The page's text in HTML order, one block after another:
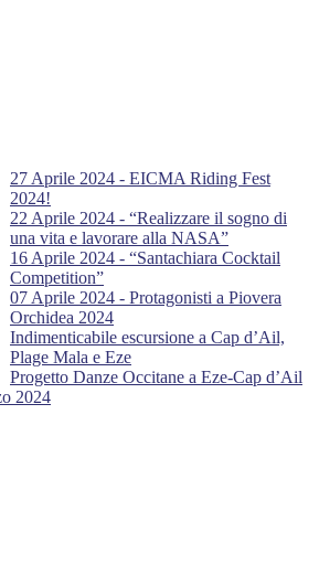
27 Aprile 2024 - EICMA Riding Fest
2024!
22 Aprile 2024 - “Realizzare il sogno di
una vita e lavorare alla NASA”
16 Aprile 2024 - “Santachiara Cocktail
Competition”
07 Aprile 2024 - Protagonisti a Piovera
Orchidea 2024
Indimenticabile escursione a Cap d’Ail,
Plage Mala e Eze
Progetto Danze Occitane a Eze-Cap d’Ail
2024